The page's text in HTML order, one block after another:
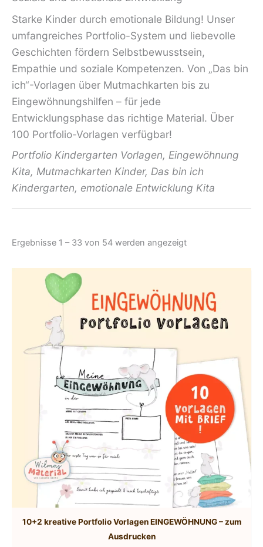
Starke Kinder durch emotionale Bildung! Unser
umfangreiches Portfolio-System und liebevolle
Geschichten fördern Selbstbewusstsein,
Empathie und soziale Kompetenzen. Von „Das bin
ich“-Vorlagen über Mutmachkarten bis zu
Eingewöhnungshilfen – für jede
Entwicklungsphase das richtige Material. Über
100 Portfolio-Vorlagen verfügbar!
Portfolio Kindergarten Vorlagen, Eingewöhnung
Kita, Mutmachkarten Kinder, Das bin ich
Kindergarten, emotionale Entwicklung Kita
Ergebnisse 1 – 33 von 54 werden angezeigtNach
10+2 kreative Portfolio Vorlagen EINGEWÖHNUNG – zum
Ausdrucken